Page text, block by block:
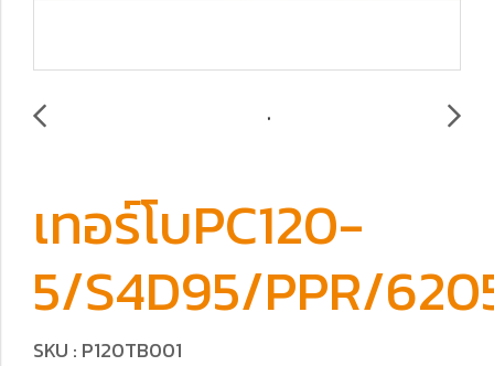
เทอร์โบPC120-
5/S4D95/PPR/
SKU : P120TB001